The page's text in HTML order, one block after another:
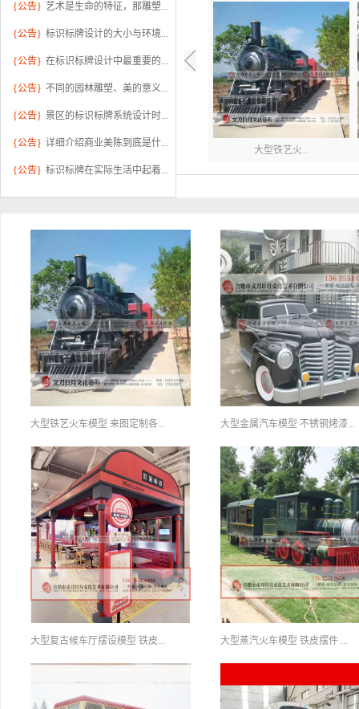
{公告} 艺术是生命的特征，那雕塑...
{公告} 标识标牌设计的大小与环境...
{公告} 在标识标牌设计中最重要的...
{公告} 不同的园林雕塑、美的意义...
{公告} 景区的标识标牌系统设计时...
{公告} 详细介绍商业美陈到底是什...
{公告} 标识标牌在实际生活中起着...
大型铁艺火...
御景江山户...
大型铁艺火车模型 来图定制各... 大型金属汽车模型 不锈钢烤漆...
大型复古候车厅摆设模型 铁皮... 大型蒸汽火车模型 铁皮摆件 ...